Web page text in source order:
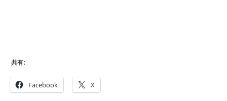
共有:
Facebook X